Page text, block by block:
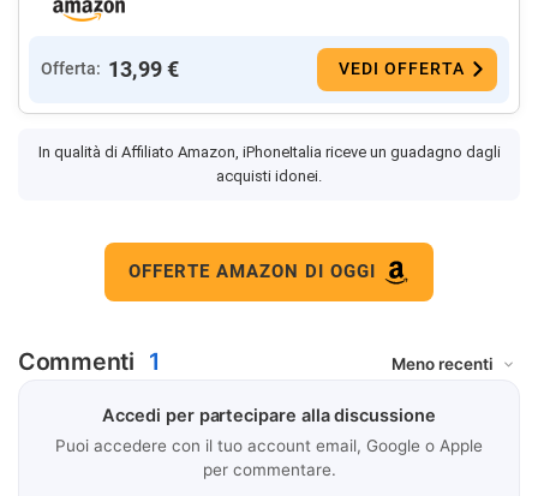
Offerta: 13,99 € VEDI OFFERTA
In qualità di Affiliato Amazon, iPhoneItalia riceve un guadagno dagli
acquisti idonei.
OFFERTE AMAZON DI OGGI
Commenti 1
Accedi per partecipare alla discussione
Puoi accedere con il tuo account email, Google o Apple
per commentare.